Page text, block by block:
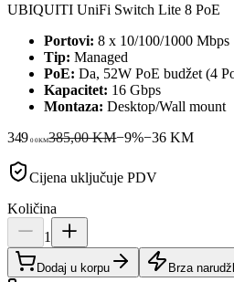
UBIQUITI UniFi Switch Lite 8 PoE
Portovi: 8 x 10/100/1000 Mbps
Tip: Managed
PoE: Da, 52W PoE budžet (4
Kapacitet: 16 Gbps
Montaza: Desktop/Wall mount
349 00KM385,00 KM−9%−36 KM
Cijena uključuje PDV
Količina
1
Dodaj u korpu Brza